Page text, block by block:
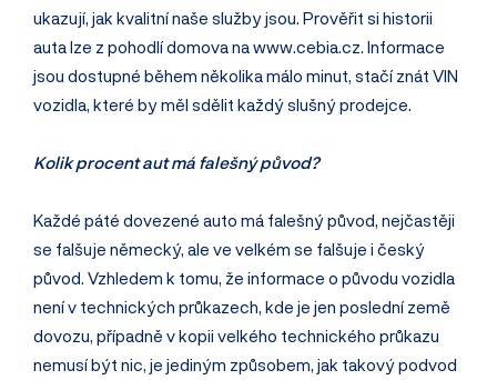
ukazují, jak kvalitní naše služby jsou. Prověřit si historii
auta lze z pohodlí domova na www.cebia.cz. Informace
jsou dostupné během několika málo minut, stačí znát VIN
vozidla, které by měl sdělit každý slušný prodejce.
Kolik procent aut má falešný původ?
Každé páté dovezené auto má falešný původ, nejčas­těji
se falšuje německý, ale ve velkém se falšuje i český
původ. Vzhledem k tomu, že informace o původu vozidla
není v technických průkazech, kde je jen poslední země
dovozu, případně v kopii velkého technického průkazu
nemusí být nic, je jediným způsobem, jak takový podvod